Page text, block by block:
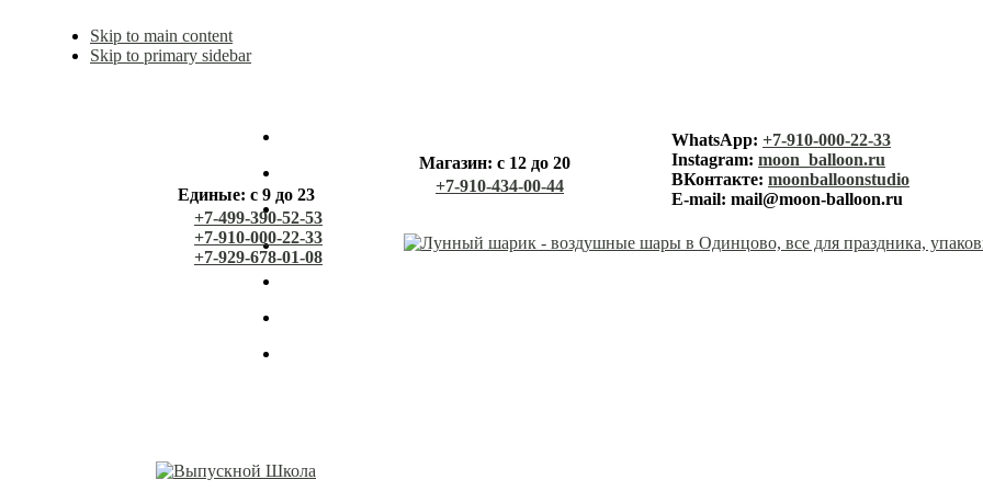
Skip to main content
Skip to primary sidebar
лунный
заказ
Единые: с 9 до 23
+7-499-390-52-53
+7-910-000-22-33
+7-929-678-01-08
Магазин: с 12 до 20
+7-910-434-00-44
WhatsApp: +7-910-000-22-33
Instagram: moon_balloon.ru
ВКонтакте: moonballoonstudio
E-mail: mail@moon-balloon.ru